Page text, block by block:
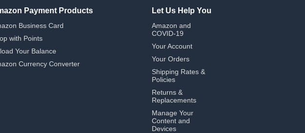
Payment Products
Business Card
with Points
Your Balance
Currency Converter
Let Us Help You
Amazon and
COVID-19
Your Account
Your Orders
Shipping Rates &
Policies
Returns &
Replacements
Manage Your
Content and
Devices